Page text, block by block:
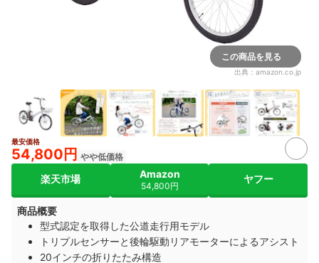
この商品を見る
出典： amazon.co.jp
最安価格
54,800円 やや低価格
楽天市場 Amazon
54,800円
ヤフー
商品概要
型式認定を取得した公道走行用モデル
トリプルセンサーと後輪駆動リアモーターによるアシスト
20インチの折りたたみ構造